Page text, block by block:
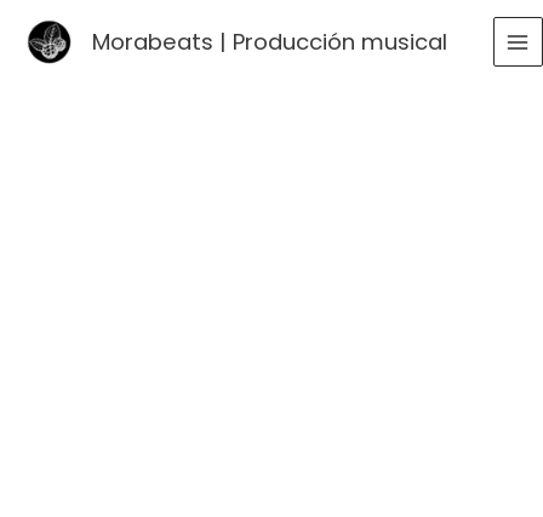
Morabeats | Producción musical